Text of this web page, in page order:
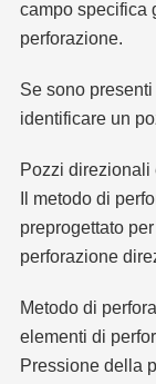
campo specifica
perforazione.
Se sono
identificare un
Pozzi direzionali
Il metodo di
preprogettato
perforazione
Metodo di
elementi di
Pressione della